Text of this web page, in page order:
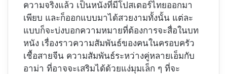
ความจริงแล้ว เป็นหนังที่มีโปสเตอร์ไทยออกมา
เพียบ และก็ออกแบบมาได้สวยงามทั้งนั้น แต่ละ
แบบก็จะบ่งบอกความหมายที่ต้องการจะสื่อในบท
หนัง เรื่องราวความสัมพันธ์ของคนในครอบครัว
เชื้อสายจีน ความสัมพันธ์ระหว่างคู่หลายเอ็มกับ
อาม่า ที่อาจจะเสริมได้ด้วยแง่มุมเล็ก ๆ ที่จะ